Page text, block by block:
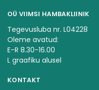
OÜ VIIMSI HAMBAKLIINIK
Tegevusluba nr. L04228
Oleme avatud:
E-R 8.30-16.00
L graafiku alusel
KONTAKT